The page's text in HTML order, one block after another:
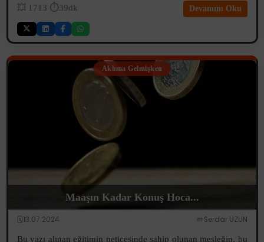
💥 1713 ⏱️39dk Devamını Oku
Aklıma Gelmişken
Maaşın Kadar Konuş Hoca...
🗓️13.07.2024 ✏️Serdar UZUN
Bu yazı alınan eğitimin neticesinde sahip olunan mesleğin, bu